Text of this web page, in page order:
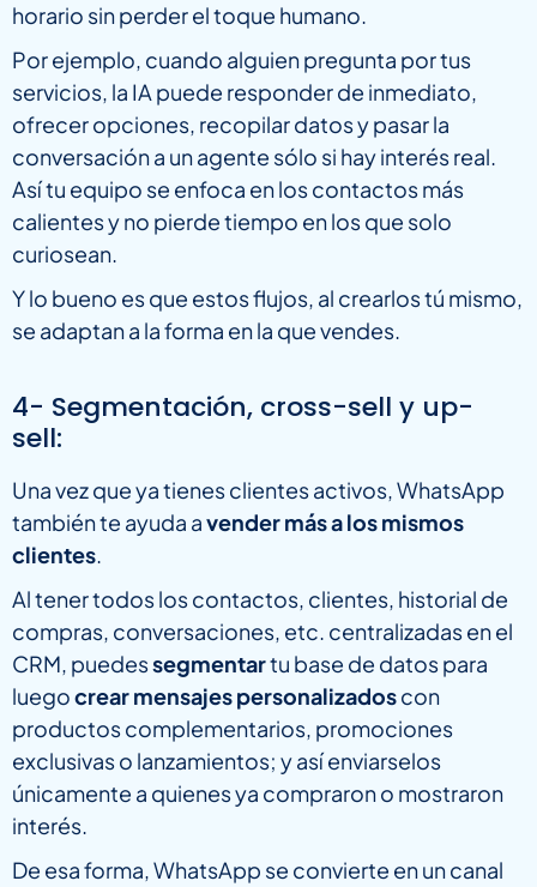
horario sin perder el toque humano.
Por ejemplo, cuando alguien pregunta por tus
servicios, la IA puede responder de inmediato,
ofrecer opciones, recopilar datos y pasar la
conversación a un agente sólo si hay interés real.
Así tu equipo se enfoca en los contactos más
calientes y no pierde tiempo en los que solo
curiosean.
Y lo bueno es que estos flujos, al crearlos tú mismo,
se adaptan a la forma en la que vendes.
4- Segmentación, cross-sell y up-
sell:
Una vez que ya tienes clientes activos, WhatsApp
también te ayuda avender más a los mismos
clientes.
Al tener todos los contactos, clientes, historial de
compras, conversaciones, etc. centralizadas en el
CRM, puedessegmentartu base de datos para
luegocrear mensajes personalizadoscon
productos complementarios, promociones
exclusivas o lanzamientos; y así enviarselos
únicamente a quienes ya compraron o mostraron
interés.
De esa forma, WhatsApp se convierte en un canal